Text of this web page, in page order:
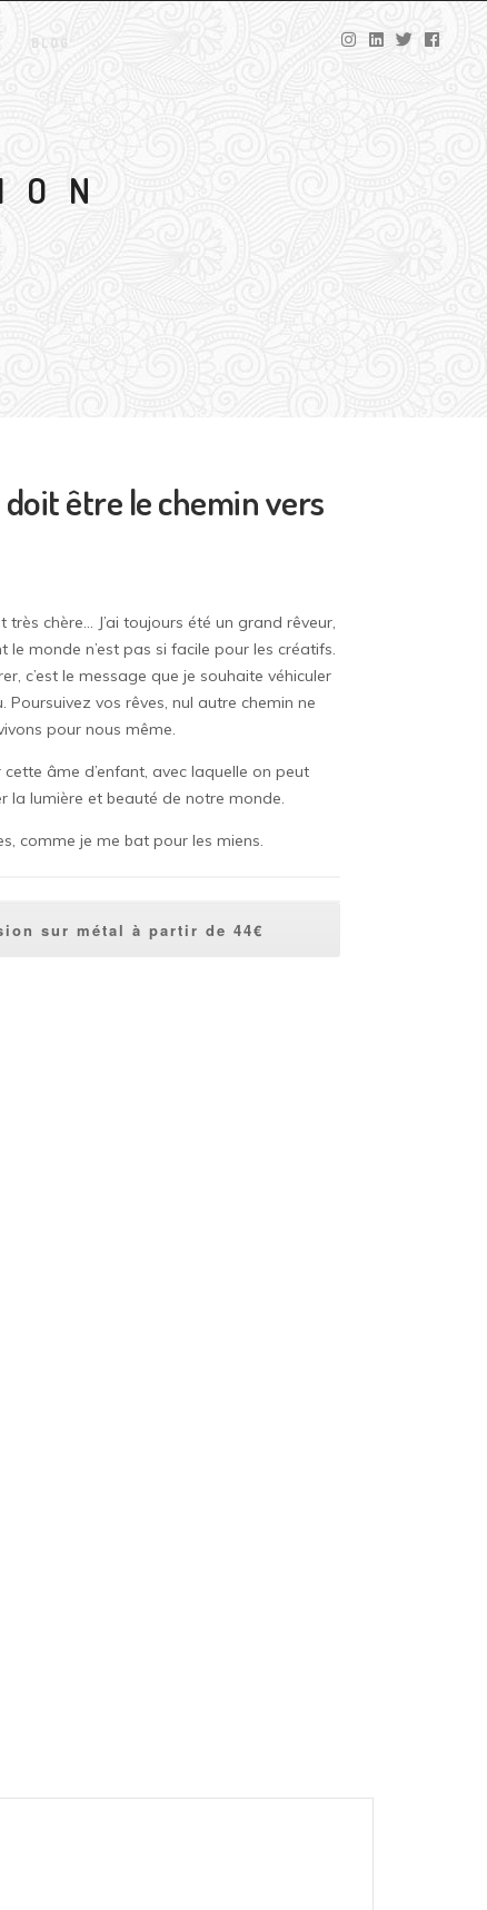
BLOG
doit être le chemin vers
très chère… J’ai toujours été un grand rêveur,
le monde n’est pas si facile pour les créatifs.
c’est le message que je souhaite véhiculer
Poursuivez vos rêves, nul autre chemin ne
pour nous même.
âme d’enfant, avec laquelle on peut
la lumière et beauté de notre monde.
comme je me bat pour les miens.
sur métal à partir de 44€